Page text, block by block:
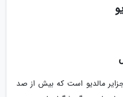
جزایر مالدیو است که بیش از صد